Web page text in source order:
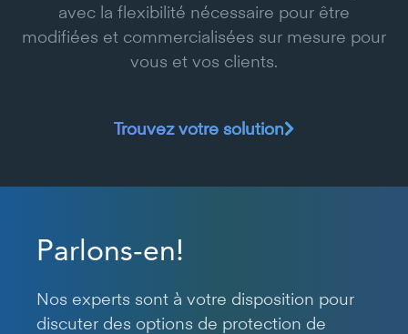
avec la flexibilité nécessaire pour être
modifiées et commercialisées sur mesure pour
vous et vos clients.
Trouvez votre solution
Parlons-en!
Nos experts sont à votre disposition pour
discuter des options de protection de